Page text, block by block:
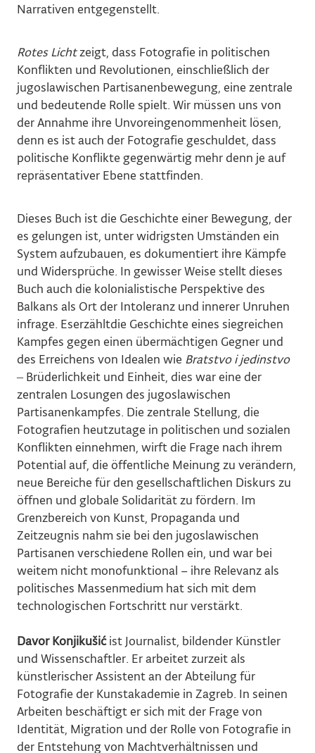
Narrativen entgegenstellt.
Rotes Lichtzeigt, dass Fotografie in politischen
Konflikten und Revolutionen, einschließlich der
jugoslawischen Partisanenbewegung, eine zentrale
und bedeutende Rolle spielt. Wir müssen uns von
der Annahme ihre Unvoreingenommenheit lösen,
denn es ist auch der Fotografie geschuldet, dass
politische Konflikte gegenwärtig mehr denn je auf
repräsentativer Ebene stattfinden.
Dieses Buch ist die Geschichte einer Bewegung, der
es gelungen ist, unter widrigsten Umständen ein
System aufzubauen, es dokumentiert ihre Kämpfe
und Widersprüche. In gewisser Weise stellt dieses
Buch auch die kolonialistische Perspektive des
Balkans als Ort der Intoleranz und innerer Unruhen
infrage. Eserzähltdie Geschichte eines siegreichen
Kampfes gegen einen übermächtigen Gegner und
des Erreichens von Idealen wie Bratstvo i jedinstvo
‒ Brüderlichkeit und Einheit, dies war eine der
zentralen Losungen des jugoslawischen
Partisanenkampfes. Die zentrale Stellung, die
Fotografien heutzutage in politischen und sozialen
Konflikten einnehmen, wirft die Frage nach ihrem
Potential auf, die öffentliche Meinung zu verändern,
neue Bereiche für den gesellschaftlichen Diskurs zu
öffnen und globale Solidarität zu fördern. Im
Grenzbereich von Kunst, Propaganda und
Zeitzeugnis nahm sie bei den jugoslawischen
Partisanen verschiedene Rollen ein, und war bei
weitem nicht monofunktional – ihre Relevanz als
politisches Massenmedium hat sich mit dem
technologischen Fortschritt nur verstärkt.
Davor Konjikušićist Journalist, bildender Künstler
und Wissenschaftler. Er arbeitet zurzeit als
künstlerischer Assistent an der Abteilung für
Fotografie der Kunstakademie in Zagreb. In seinen
Arbeiten beschäftigt er sich mit der Frage von
Identität, Migration und der Rolle von Fotografie in
der Entstehung von Machtverhältnissen und